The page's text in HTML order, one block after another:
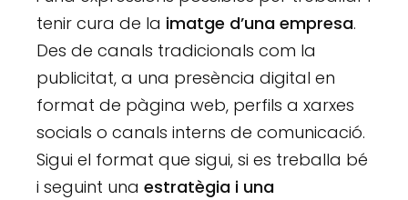
tenir cura de la imatge d’una empresa.
Des de canals tradicionals com la
publicitat, a una presència digital en
format de pàgina web, perfils a xarxes
socials o canals interns de comunicació.
Sigui el format que sigui, si es treballa bé
i seguint unaestratègia i una